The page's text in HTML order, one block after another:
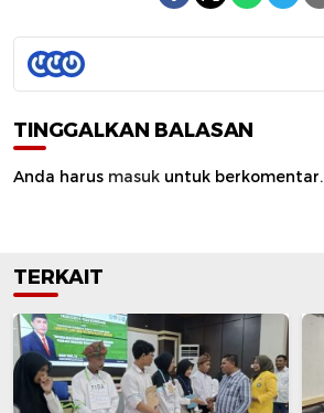
TINGGALKAN BALASAN
Anda harus masuk untuk berkomentar.
TERKAIT